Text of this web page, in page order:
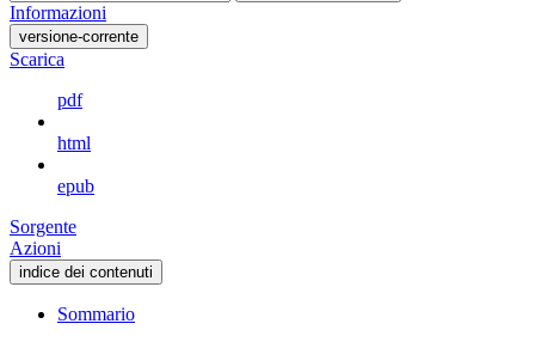
Informazioni
versione-corrente
Scarica
pdf
html
epub
Sorgente
Azioni
indice dei contenuti
Sommario